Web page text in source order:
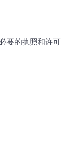
要的执照和许可